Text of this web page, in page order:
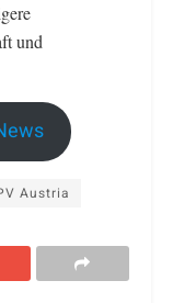
und
Austria